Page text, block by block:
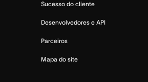
Sucesso do cliente
Desenvolvedores e API
Parceiros
Mapa do site